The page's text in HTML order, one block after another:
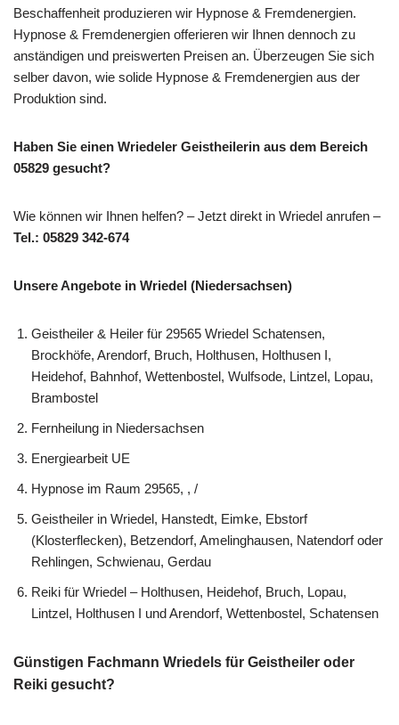
Beschaffenheit produzieren wir Hypnose & Fremdenergien.
Hypnose & Fremdenergien offerieren wir Ihnen dennoch zu
anständigen und preiswerten Preisen an. Überzeugen Sie sich
selber davon, wie solide Hypnose & Fremdenergien aus der
Produktion sind.
Haben Sie einen Wriedeler Geistheilerin aus dem Bereich
05829 gesucht?
Wie können wir Ihnen helfen? – Jetzt direkt in Wriedel anrufen –
Tel.: 05829 342-674
Unsere Angebote in Wriedel (Niedersachsen)
Geistheiler & Heiler für 29565 Wriedel Schatensen,
Brockhöfe, Arendorf, Bruch, Holthusen, Holthusen I,
Heidehof, Bahnhof, Wettenbostel, Wulfsode, Lintzel, Lopau,
Brambostel
Fernheilung in Niedersachsen
Energiearbeit UE
Hypnose im Raum 29565, , /
Geistheiler in Wriedel, Hanstedt, Eimke, Ebstorf
(Klosterflecken), Betzendorf, Amelinghausen, Natendorf oder
Rehlingen, Schwienau, Gerdau
Reiki für Wriedel – Holthusen, Heidehof, Bruch, Lopau,
Lintzel, Holthusen I und Arendorf, Wettenbostel, Schatensen
Günstigen Fachmann Wriedels für Geistheiler oder
Reiki gesucht?